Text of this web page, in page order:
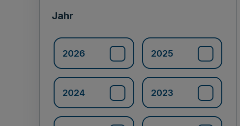
Jahr
2026 2025
2024 2023